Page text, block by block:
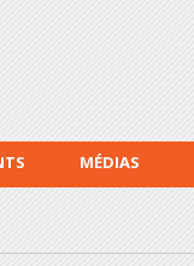
MÉDIAS